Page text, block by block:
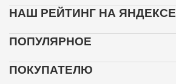
НАШ РЕЙТИНГ НА ЯНДЕКСЕ
ПОПУЛЯРНОЕ
ПОКУПАТЕЛЮ